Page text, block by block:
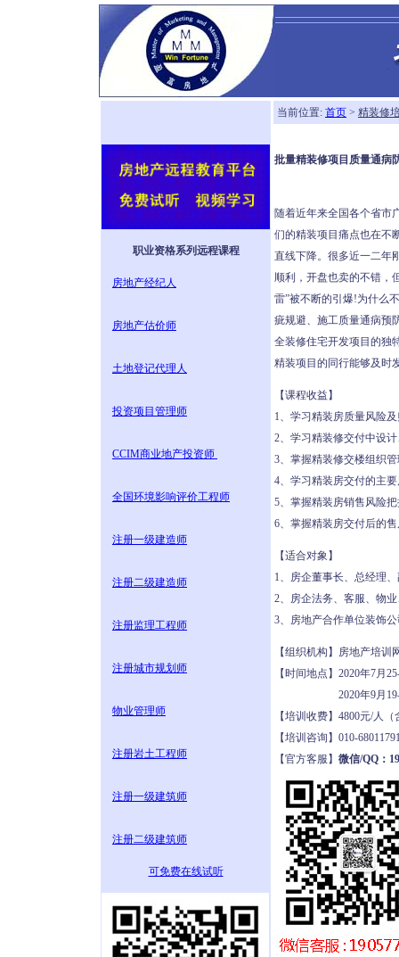
职业资格系列远程课程
房地产经纪人
房地产估价师
土地登记代理人
投资项目管理师
CCIM商业地产投资师
全国环境影响评价工程师
注册一级建造师
注册二级建造师
注册监理工程师
注册城市规划师
物业管理师
注册岩土工程师
注册一级建筑师
注册二级建筑师
可免费在线试听
当前位置: 首页 > 精装修
批量精装修项目质量通病
随着近年来全国各个省市
们的精装项目痛点也在不
直线下降。很多近一二年
顺利，开盘也卖的不错，
雷”被不断的引爆!为什么
疵规避、施工质量通病预
全装修住宅开发项目的独
精装项目的同行能够及时
【课程收益】
1、学习精装房质量风险
2、学习精装修交付中设
3、掌握精装修交楼组织
4、学习精装房交付的主
5、掌握精装房销售风险
6、掌握精装房交付后的
【适合对象】
1、房企董事长、总经理
2、房企法务、客服、物
3、房地产合作单位装饰
【组织机构】房地产培
【时间地点】2020年7月
2020年9月19-20
【培训收费】4800元/人
【培训咨询】010-
【官方客服】 微信/QQ：